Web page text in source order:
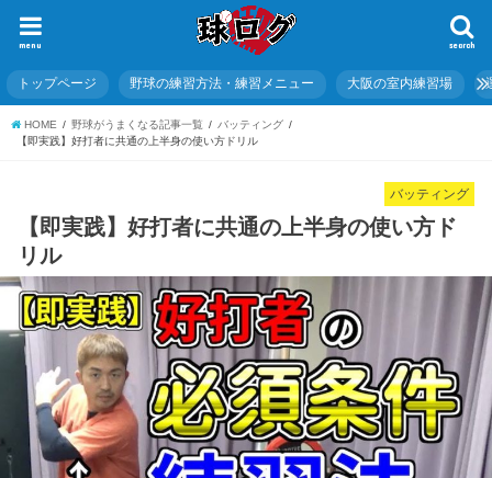
search
menu
トップページ 野球の練習方法・練習メニュー 大阪の室内練習場
HOME 野球がうまくなる記事一覧
バッティング
【即実践】好打者に共通の上半身の使い方ドリル
バッティング
【即実践】好打者に共通の上半身の使い方ド
リル